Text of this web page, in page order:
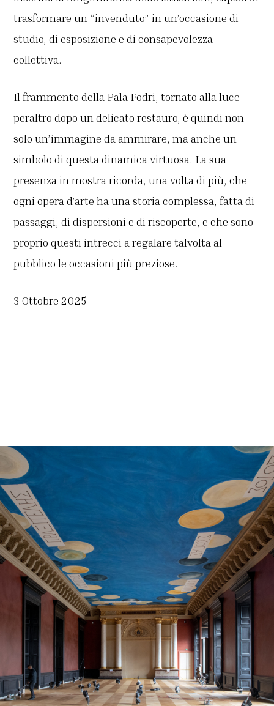
trasformare un “invenduto” in un’occasione di
studio, di esposizione e di consapevolezza
collettiva.
Il frammento della Pala Fodri, tornato alla luce
peraltro dopo un delicato restauro, è quindi non
solo un’immagine da ammirare, ma anche un
simbolo di questa dinamica virtuosa. La sua
presenza in mostra ricorda, una volta di più, che
ogni opera d’arte ha una storia complessa, fatta di
passaggi, di dispersioni e di riscoperte, e che sono
proprio questi intrecci a regalare talvolta al
pubblico le occasioni più preziose.
3 Ottobre 2025